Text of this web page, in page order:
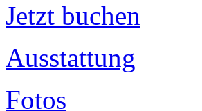
Jetzt buchen
Ausstattung
Fotos